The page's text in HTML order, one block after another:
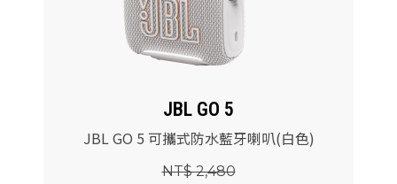
JBL GO 5
JBL GO 5 可攜式防水藍牙喇叭(白色)
NT$ 2,480